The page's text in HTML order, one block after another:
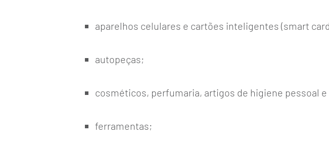
aparelhos celulares e cartões inteligentes (smart
autopeças;
cosméticos, perfumaria, artigos de higiene pessoal
ferramentas;